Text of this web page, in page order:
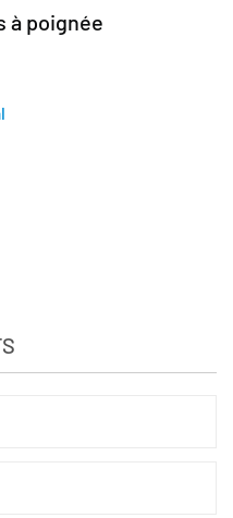
à poignée